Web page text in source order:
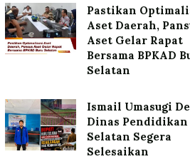
Pastikan
Aset Daerah,
Aset Gelar Rapat
Bersama BPKAD
Selatan
Ismail Umasugi
Dinas Pendidikan
Selatan Segera
Selesaikan